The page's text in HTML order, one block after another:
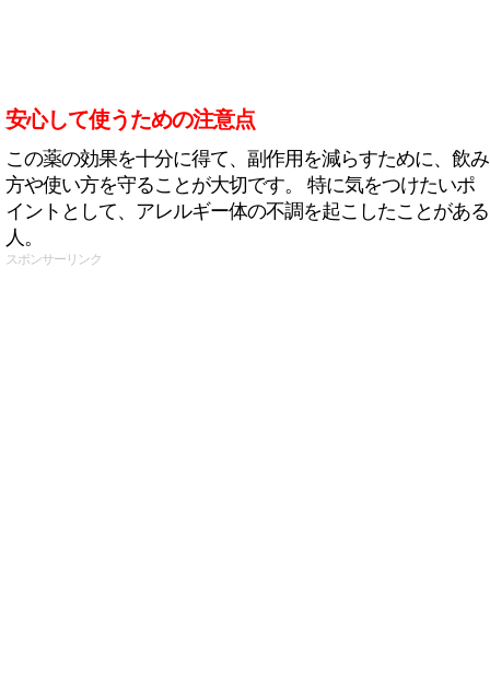
安心して使うための注意点
この薬の効果を十分に得て、副作用を減らすために、飲み
方や使い方を守ることが大切です。 特に気をつけたいポ
イントとして、アレルギー体の不調を起こしたことがある
人。
スポンサーリンク